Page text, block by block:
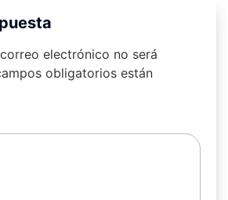
electrónico no será
obligatorios están